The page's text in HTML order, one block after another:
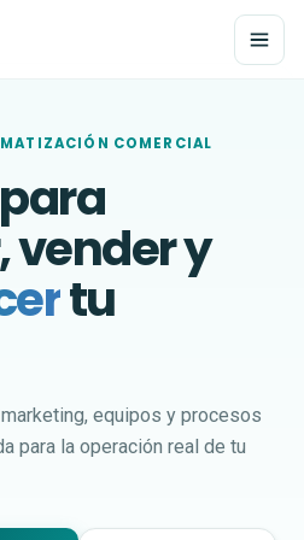
y cotizaciones
y acompañamiento
gestión comercial
COMERCIAL
vender y
tu
equipos y procesos
para la operación real de tu